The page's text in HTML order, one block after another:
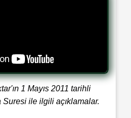
1 Mayıs 2011 tarihli
Suresi ile ilgili açıklamalar.